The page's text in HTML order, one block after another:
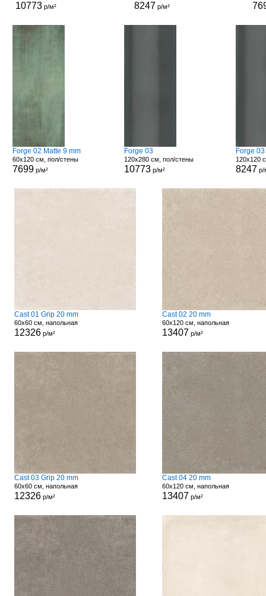
10773 р/м² 8247 р/м²
Forge 02 Matte 9 mm
60x120 см, пол/стены
7699р/м²
Forge 03
120x280 см, пол/стены
10773 р/м²
Forge
120x120
8247 р/
Cast 01 Grip 20 mm
60x60 см, напольная
12326р/м²
Cast 02 20 mm
60x120 см, напольная
13407 р/м²
Cast 03 Grip 20 mm
60x60 см, напольная
12326р/м²
Cast 04 20 mm
60x120 см, напольная
13407 р/м²